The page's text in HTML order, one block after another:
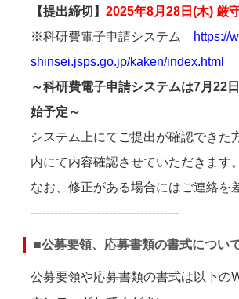
【提出締切】 2025年8月28日(木) 厳
※科研費電子申請システム
https://
shinsei.jsps.go.jp/kaken/index.html
～科研費電子申請システムは7月22
始予定～
システム上にてご提出が確認できた
内にて内容確認させていただきます。
なお、修正がある場合にはご連絡を
--------------------------------------
■公募要領、応募書類の書式につい
公募要領や応募書類の書式は以下の